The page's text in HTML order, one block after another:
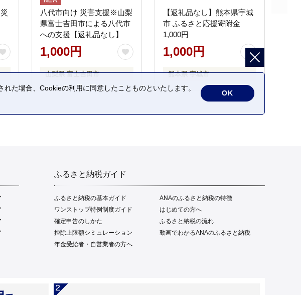
八代市向け 災害支援※山梨
県富士吉田市による八代市
への支援【返礼品なし】
1,000円
山梨県 富士吉田市
【返礼品なし】熊本県宇城
市 ふるさと応援寄附金
1,000円
1,000円
熊本県 宇城市
ふるさと納税ガイド
ふるさと納税の基本ガイド
ANAのふるさと納税の特徴
ワンストップ特例制度ガイド
はじめての方へ
確定申告のしかた
ふるさと納税の流れ
控除上限額シミュレーション
動画でわかるANAのふるさと納税
年金受給者・自営業者の方へ
た場合、Cookieの利用に同意したことものといたします。
OK